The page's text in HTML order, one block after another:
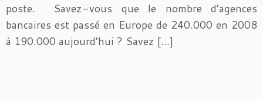
poste. Savez-vous que le nombre d’agences
bancaires est passé en Europe de 240.000 en 2008
à 190.000 aujourd’hui ? Savez […]